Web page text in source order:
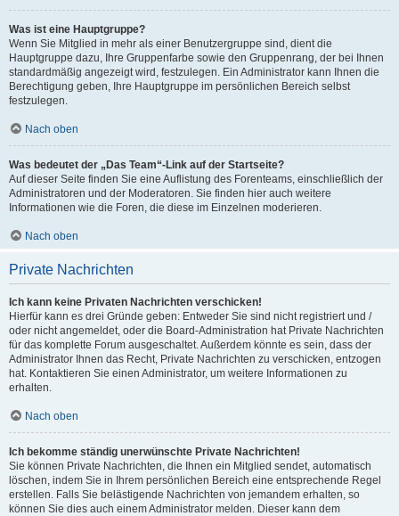
Was ist eine Hauptgruppe?
Wenn Sie Mitglied in mehr als einer Benutzergruppe sind, dient die
Hauptgruppe dazu, Ihre Gruppenfarbe sowie den Gruppenrang, der bei Ihnen
standardmäßig angezeigt wird, festzulegen. Ein Administrator kann Ihnen die
Berechtigung geben, Ihre Hauptgruppe im persönlichen Bereich selbst
festzulegen.
Nach oben
Was bedeutet der „Das Team“-Link auf der Startseite?
Auf dieser Seite finden Sie eine Auflistung des Forenteams, einschließlich der
Administratoren und der Moderatoren. Sie finden hier auch weitere
Informationen wie die Foren, die diese im Einzelnen moderieren.
Nach oben
Private Nachrichten
Ich kann keine Privaten Nachrichten verschicken!
Hierfür kann es drei Gründe geben: Entweder Sie sind nicht registriert und /
oder nicht angemeldet, oder die Board-Administration hat Private Nachrichten
für das komplette Forum ausgeschaltet. Außerdem könnte es sein, dass der
Administrator Ihnen das Recht, Private Nachrichten zu verschicken, entzogen
hat. Kontaktieren Sie einen Administrator, um weitere Informationen zu
erhalten.
Nach oben
Ich bekomme ständig unerwünschte Private Nachrichten!
Sie können Private Nachrichten, die Ihnen ein Mitglied sendet, automatisch
löschen, indem Sie in Ihrem persönlichen Bereich eine entsprechende Regel
erstellen. Falls Sie belästigende Nachrichten von jemandem erhalten, so
können Sie dies auch einem Administrator melden. Dieser kann dem